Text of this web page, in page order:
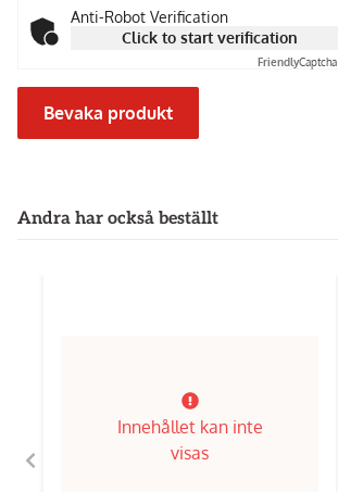
Anti-Robot Verification
Click to start verification
Friendly
Bevaka produkt
Andra har också beställt
Innehållet kan inte
visas